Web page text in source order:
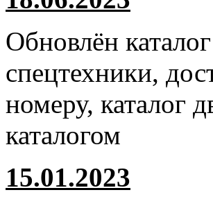
Обновлён каталог
спецтехники,
номеру, каталог
каталогом
15.01.2023